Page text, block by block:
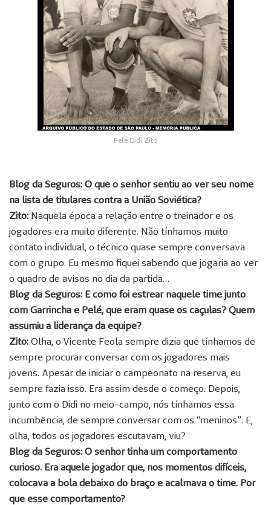
Pele Didi Zito
Blog da Seguros: O que o senhor sentiu ao ver seu nome
na lista de titulares contra a União Soviética?
Zito: Naquela época a relação entre o treinador e os
jogadores era muito diferente. Não tínhamos muito
contato individual, o técnico quase sempre conversava
com o grupo. Eu mesmo fiquei sabendo que jogaria ao ver
o quadro de avisos no dia da partida…
Blog da Seguros: E como foi estrear naquele time junto
com Garrincha e Pelé, que eram quase os caçulas? Quem
assumiu a liderança da equipe?
Zito: Olha, o Vicente Feola sempre dizia que tínhamos de
sempre procurar conversar com os jogadores mais
jovens. Apesar de iniciar o campeonato na reserva, eu
sempre fazia isso. Era assim desde o começo. Depois,
junto com o Didi no meio-campo, nós tínhamos essa
incumbência, de sempre conversar com os “meninos”. E,
olha, todos os jogadores escutavam, viu?
Blog da Seguros: O senhor tinha um comportamento
curioso. Era aquele jogador que, nos momentos difíceis,
colocava a bola debaixo do braço e acalmava o time. Por
que esse comportamento?